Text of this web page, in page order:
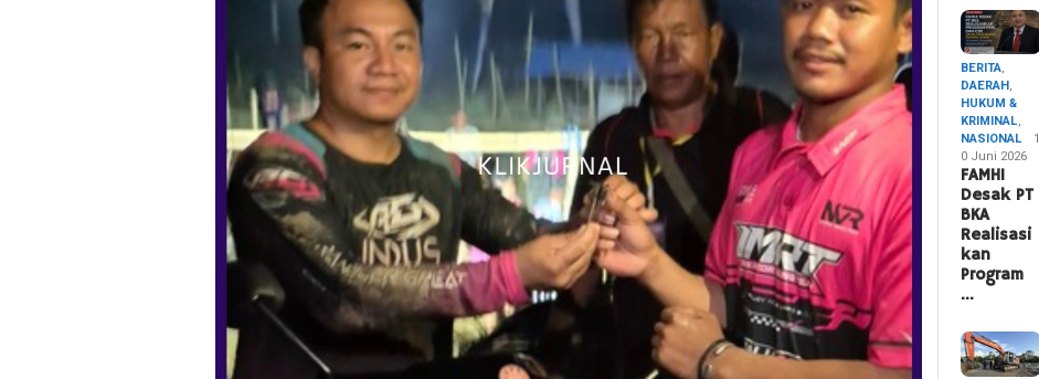
BERITA,
DAERAH,
HUKUM &
KRIMINAL,
NASIONAL
1
0 Juni 2026
FAMHI
Desak PT
BKA
Realisasi
kan
Program
…